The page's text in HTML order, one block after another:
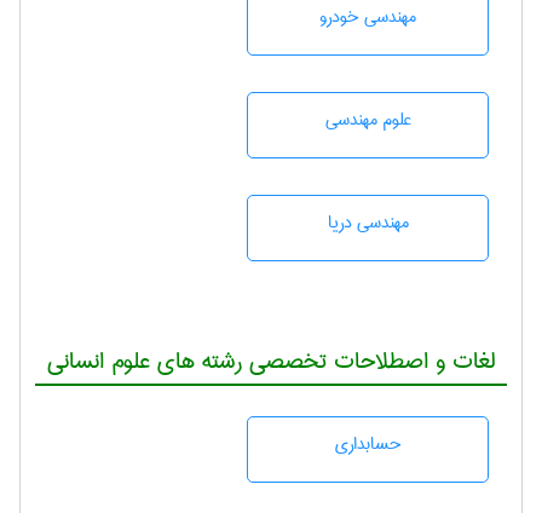
مهندسی خودرو
علوم مهندسی
مهندسی دریا
لغات و اصطلاحات تخصصی رشته های علوم انسانی
حسابداری